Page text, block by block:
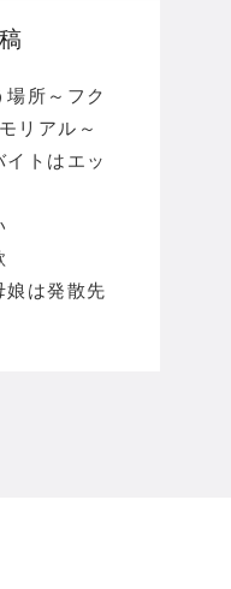
所～フク
リアル～
トはエッ
娘は発散先